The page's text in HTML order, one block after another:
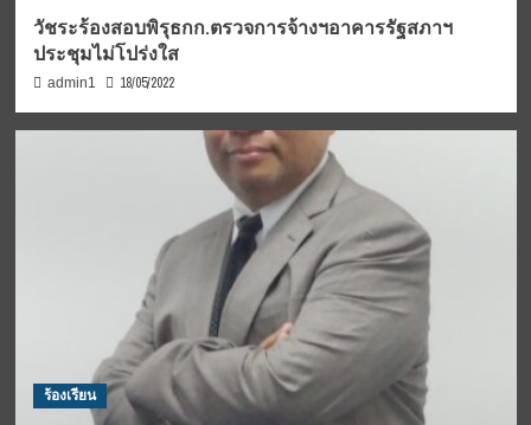
วัชระร้องสอบพิรุธกก.ตรวจการจ้างฯอาคารรัฐสภาฯ
ประชุมไม่โปร่งใส
admin1 18/05/2022
ร้องเรียน